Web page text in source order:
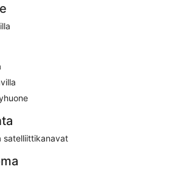
satelliittikanavat